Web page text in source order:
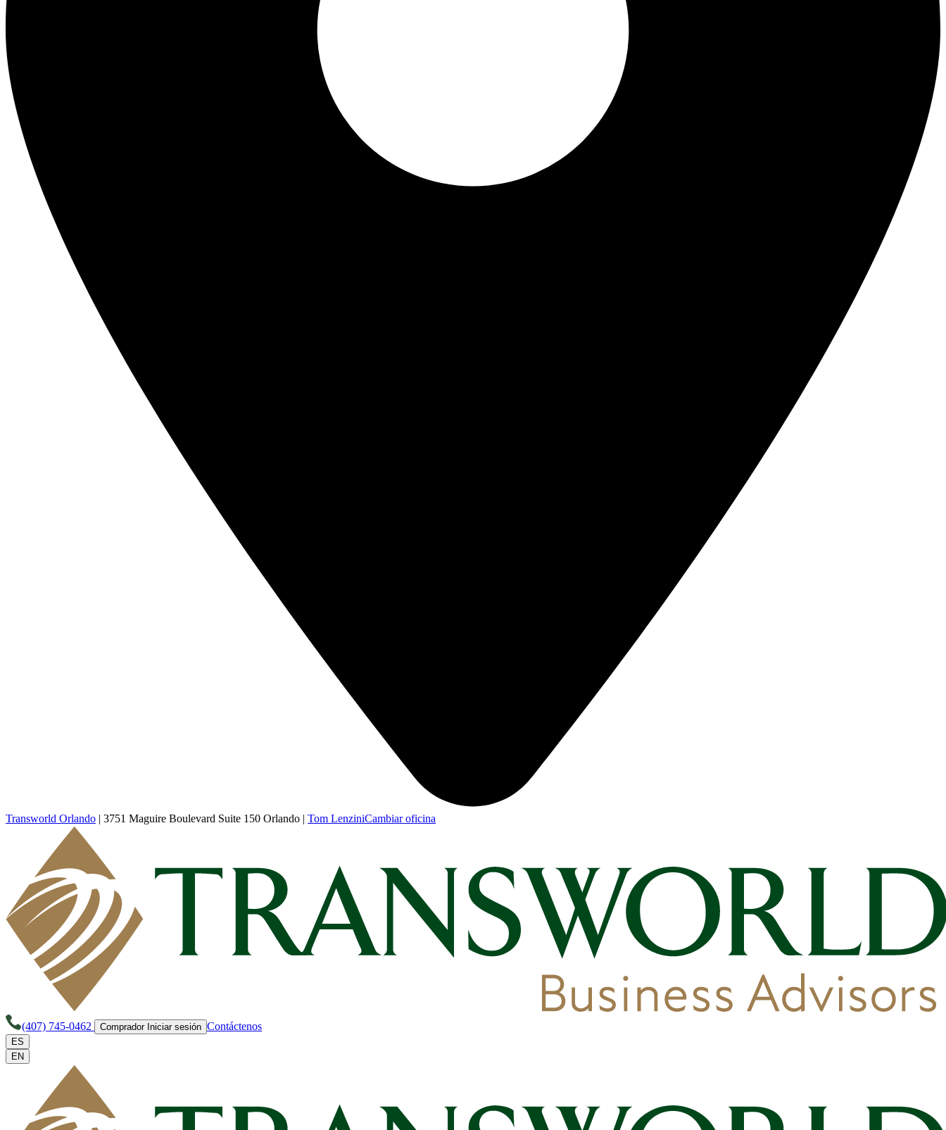
Transworld Orlando | 3751 Maguire Boulevard Suite 150 Orlando | Tom LenziniCambiar oficina
(407) 745-0462 Comprador Iniciar sesión Contáctenos
ES
EN